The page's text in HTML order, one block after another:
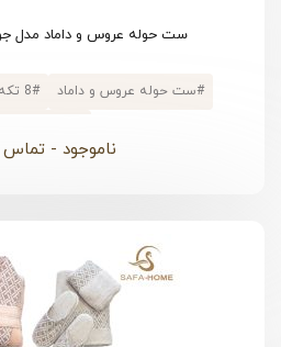
ست حوله عروس و داماد مدل
#ست حوله عروس و داماد #8 تکه
ناموجود - تماس